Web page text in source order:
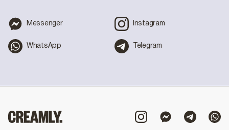
Messenger Instagram
WhatsApp Telegram